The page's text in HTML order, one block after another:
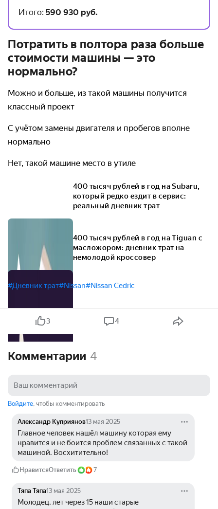
Итого: 590 930 руб.
Потратить в полтора раза больше
стоимости машины — это
нормально?
Можно и больше, из такой машины получится
классный проект
С учётом замены двигателя и пробегов вполне
нормально
Нет, такой машине место в утиле
400 тысяч рублей в год на Subaru,
который редко ездит в сервис:
реальный дневник трат
400 тысяч рублей в год на Tiguan с
масложором: дневник трат на
немолодой кроссовер
#Дневник трат#Nissan#Nissan Cedric
3 4
Комментарии 4
Войдите, чтобы комментировать
Александр Куприянов13 мая 2025
Главное человек нашёл машину которая ему
нравится и не боится проблем связанных с такой
машиной. Восхитительно!
НравитсяОтветить 7
Тяпа Тяпа13 мая 2025
Молодец, лет через 15 наши старые